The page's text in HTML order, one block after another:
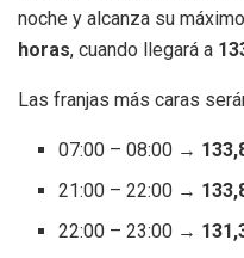
noche y alcanza su
horas, cuando llegará a
Las franjas más caras
07:00 – 08:00 →
21:00 – 22:00 →
22:00 – 23:00 →